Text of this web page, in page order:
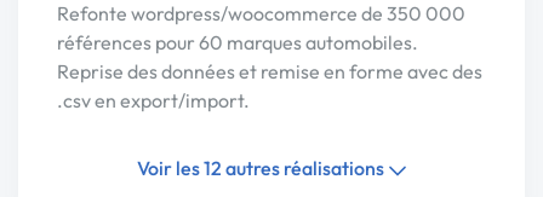
Refonte wordpress/woocommerce de 350 000
références pour 60 marques automobiles.
Reprise des données et remise en forme avec des
.csv en export/import.
Voir les 12 autres réalisations